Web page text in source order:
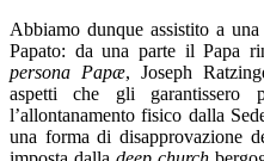
Abbiamo dunque assistito a
Papato: da una parte il Papa
persona Papæ, Joseph
aspetti che gli garantissero
l’allontanamento fisico dalla
una forma di disapprovazione